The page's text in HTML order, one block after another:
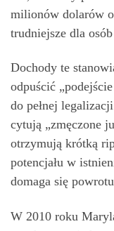
milionów dolarów
trudniejsze dla
Dochody te
odpuścić
do pełnej
cytują „zmęczone
otrzymują krótką
potencjału w
domaga się
W 2010 roku